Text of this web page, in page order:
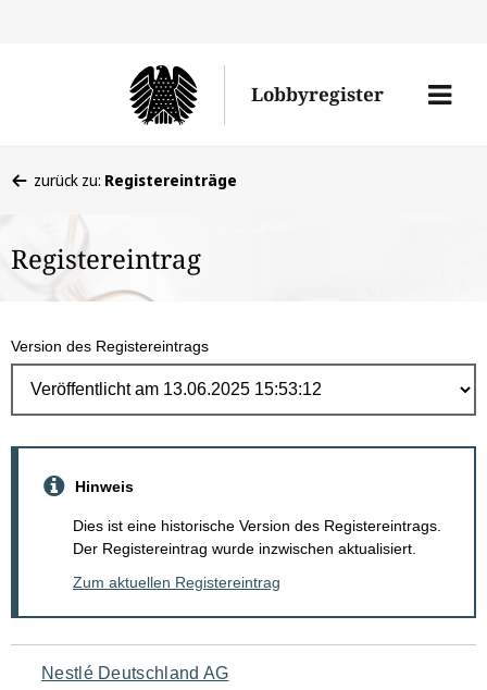
Lobbyregister
Menü
befinden
hier:
zurück zu: Registereinträge
Registereintrag
Version des Registereintrags
Hinweis
Dies ist eine historische Version des Registereintrags.
Der Registereintrag wurde inzwischen aktualisiert.
Zum aktuellen Registereintrag
Navigation
Nestlé Deutschland AG